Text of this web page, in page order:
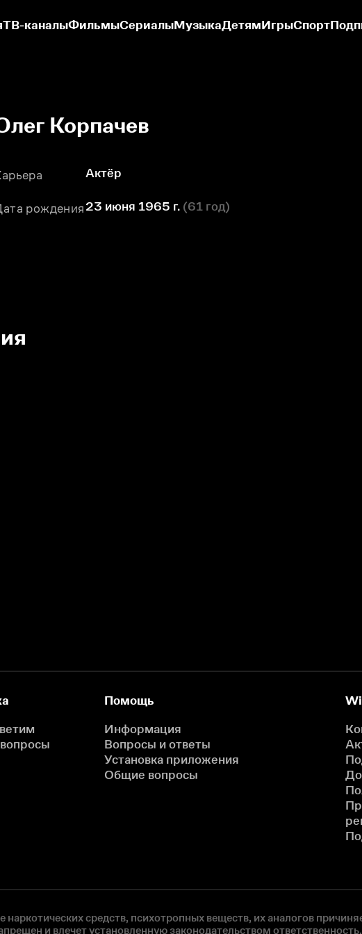
ТВ-каналыФильмыСериалыМузыкаДетямИгрыСпорт
Корпачев
Актёр
рождения23 июня 1965 г. (61 год)
Помощь
Информация
Вопросы и ответы
Установка приложения
Общие вопросы
наркотических средств, психотропных веществ, их аналогов
и влечет установленную законодательством ответственность.